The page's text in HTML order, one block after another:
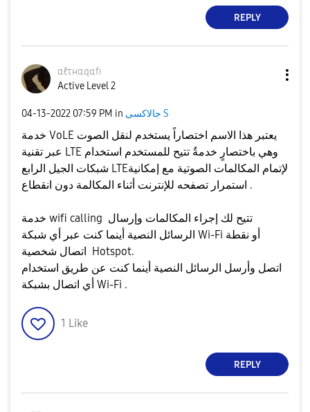
REPLY
αℓτнαqαfɪ
Active Level 2
‎04-13-2022 07:59 PM in جالاكسى S
خدمة VoLE يعتبر هذا الاسم اختصاراً يستخدم لنقل الصوت
عبر تقنية LTE وهي باختصارٍ خدمةٌ تتيح للمستخدم استخدام
شبكات الجيل الرابع LTEلإتمام المكالمات الصوتية مع إمكانية
استمرار تصفحه للإنترنت أثناء المكالمة دون انقطاع .
خدمة wifi calling تتيح لك إجراء المكالمات وإرسال
الرسائل النصية أينما كنت عبر أي شبكة Wi-Fi أو نقطة
اتصال شخصية Hotspot.
اتصل وأرسل الرسائل النصية أينما كنت عن طريق استخدام
أي اتصال بشبكة Wi-Fi .
1 Like
REPLY